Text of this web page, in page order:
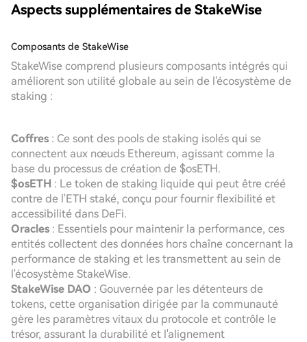
Aspects supplémentaires de StakeWise
Composants de StakeWise
StakeWise comprend plusieurs composants intégrés qui
améliorent son utilité globale au sein de l'écosystème de
staking :
Coffres : Ce sont des pools de staking isolés qui se
connectent aux nœuds Ethereum, agissant comme la
base du processus de création de $osETH.
$osETH : Le token de staking liquide qui peut être créé
contre de l'ETH staké, conçu pour fournir flexibilité et
accessibilité dans DeFi.
Oracles : Essentiels pour maintenir la performance, ces
entités collectent des données hors chaîne concernant la
performance de staking et les transmettent au sein de
l'écosystème StakeWise.
StakeWise DAO : Gouvernée par les détenteurs de
tokens, cette organisation dirigée par la communauté
gère les paramètres vitaux du protocole et contrôle le
trésor, assurant la durabilité et l'alignement